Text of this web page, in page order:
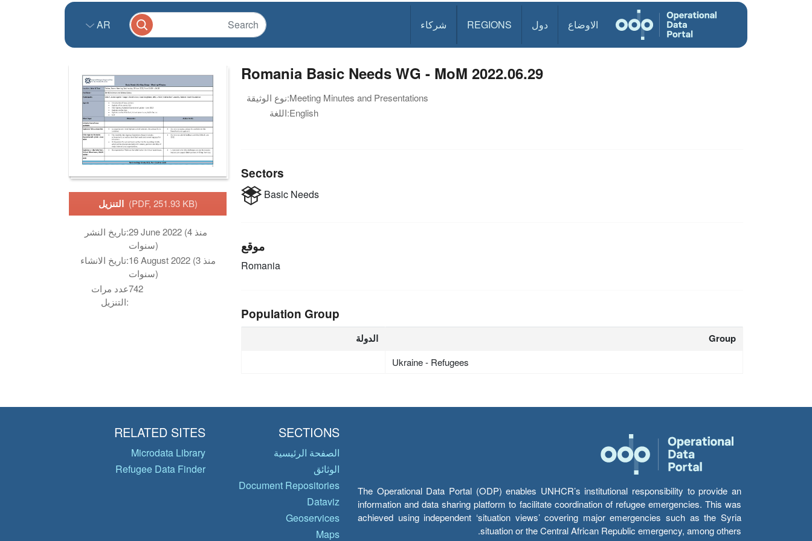
الاوضاع دول REGIONS شركاء AR
التنزيل (PDF, 251.93 KB)
تاريخ النشر:29 June 2022 (منذ 4
سنوات)
تاريخ الانشاء:16 August 2022 (منذ 3
سنوات)
عدد مرات
التنزيل:
742
Romania Basic Needs WG - MoM 2022.06.29
نوع الوثيقة:Meeting Minutes and Presentations
اللغة:English
Sectors
Basic Needs
موقع
Romania
Population Group
الدولة Group
Ukraine - Refugees
The Operational Data Portal (ODP) enables UNHCR’s institutional responsibility to provide an
information and data sharing platform to facilitate coordination of refugee emergencies. This was
achieved using independent ‘situation views’ covering major emergencies such as the Syria
situation or the Central African Republic emergency, among others.
SECTIONS
الصفحة الرئيسية
الوثائق
Document Repositories
Dataviz
Geoservices
Maps
RELATED SITES
Microdata Library
Refugee Data Finder